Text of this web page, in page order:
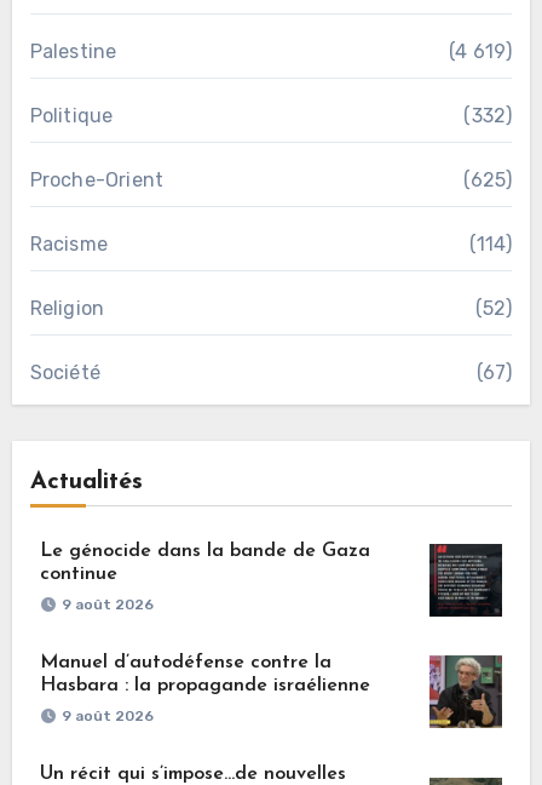
Palestine (4 619)
Politique (332)
Proche-Orient (625)
Racisme (114)
Religion (52)
Société (67)
Actualités
Le génocide dans la bande de Gaza
continue
9 août 2026
Manuel d’autodéfense contre la
Hasbara : la propagande israélienne
9 août 2026
Un récit qui s’impose…de nouvelles